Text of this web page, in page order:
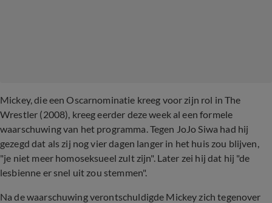
Mickey, die een Oscarnominatie kreeg voor zijn rol in The
Wrestler (2008), kreeg eerder deze week al een formele
waarschuwing van het programma. Tegen JoJo Siwa had hij
gezegd dat als zij nog vier dagen langer in het huis zou blijven,
"je niet meer homoseksueel zult zijn". Later zei hij dat hij "de
lesbienne er snel uit zou stemmen".
Na de waarschuwing verontschuldigde Mickey zich tegenover